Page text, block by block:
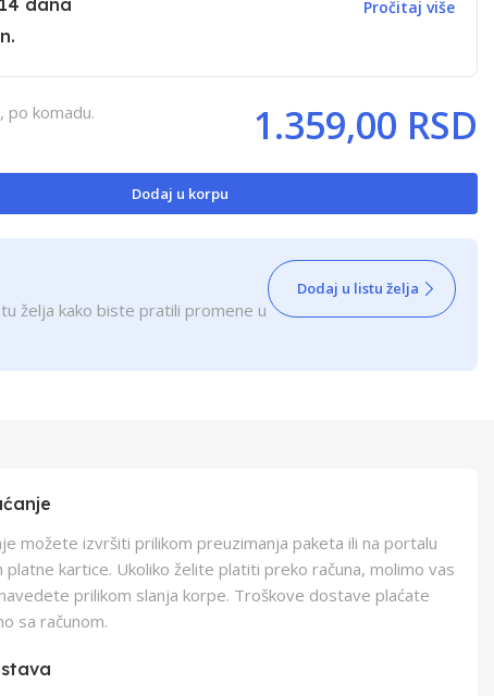
dana
Pročitaj više
po komadu. 1.359,00 RSD
Dodaj u korpu
želja kako biste pratili promene u
Dodaj u listu želja
možete izvršiti prilikom preuzimanja paketa ili na portalu
platne kartice. Ukoliko želite platiti preko računa, molimo vas
prilikom slanja korpe. Troškove dostave plaćate
sa računom.